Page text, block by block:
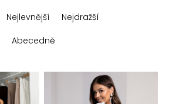
Nejlevnější
Nejdražší
Abecedně